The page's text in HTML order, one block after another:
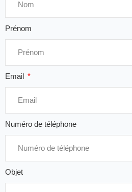
Prénom
Email
Numéro de téléphone
Objet